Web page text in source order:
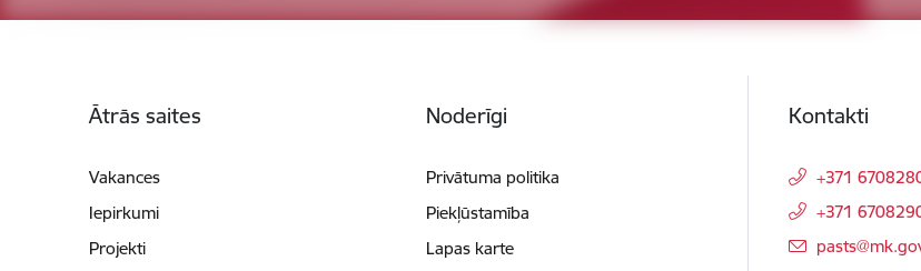
Ātrās saites
Vakances
Iepirkumi
Projekti
Noderīgi
Privātuma politika
Piekļūstamība
Lapas karte
Kontakti
+371
+371
E-pasts: